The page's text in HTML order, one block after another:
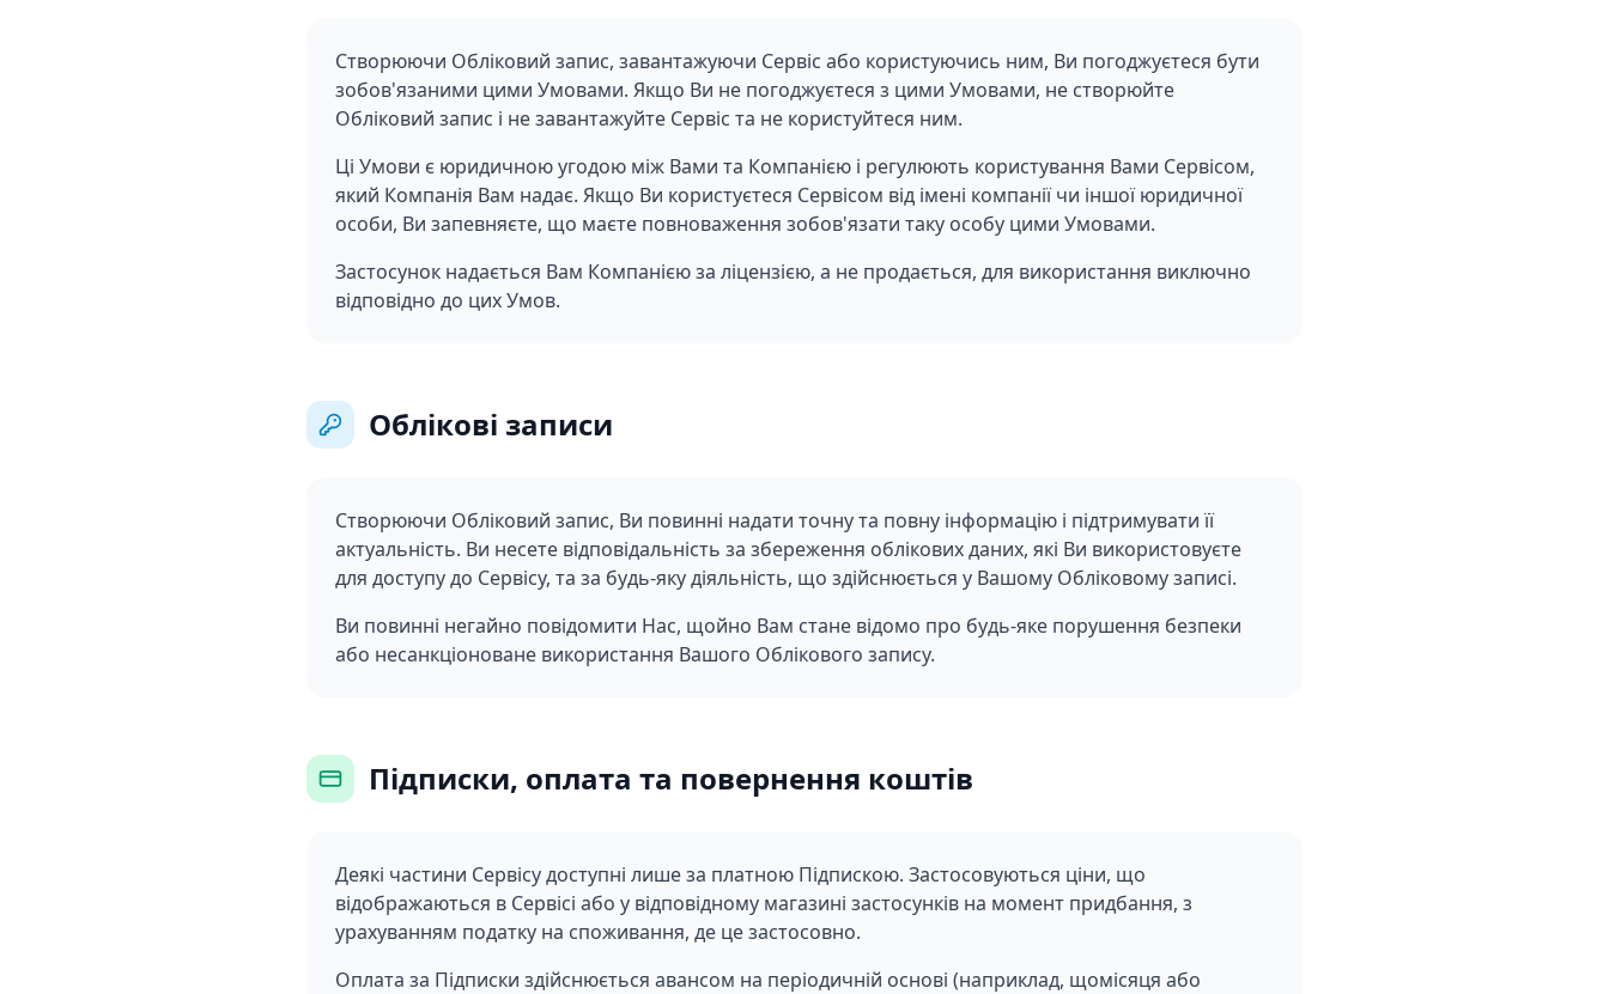
Створюючи Обліковий запис, завантажуючи Сервіс або користуючись ним, Ви погоджуєтеся бути
зобов'язаними цими Умовами. Якщо Ви не погоджуєтеся з цими Умовами, не створюйте
Обліковий запис і не завантажуйте Сервіс та не користуйтеся ним.
Ці Умови є юридичною угодою між Вами та Компанією і регулюють користування Вами Сервісом,
який Компанія Вам надає. Якщо Ви користуєтеся Сервісом від імені компанії чи іншої юридичної
особи, Ви запевняєте, що маєте повноваження зобов'язати таку особу цими Умовами.
Застосунок надається Вам Компанією за ліцензією, а не продається, для використання виключно
відповідно до цих Умов.
Облікові записи
Створюючи Обліковий запис, Ви повинні надати точну та повну інформацію і підтримувати її
актуальність. Ви несете відповідальність за збереження облікових даних, які Ви використовуєте
для доступу до Сервісу, та за будь-яку діяльність, що здійснюється у Вашому Обліковому записі.
Ви повинні негайно повідомити Нас, щойно Вам стане відомо про будь-яке порушення безпеки
або несанкціоноване використання Вашого Облікового запису.
Підписки, оплата та повернення коштів
Деякі частини Сервісу доступні лише за платною Підпискою. Застосовуються ціни, що
відображаються в Сервісі або у відповідному магазині застосунків на момент придбання, з
урахуванням податку на споживання, де це застосовно.
Оплата за Підписки здійснюється авансом на періодичній основі (наприклад, щомісяця або